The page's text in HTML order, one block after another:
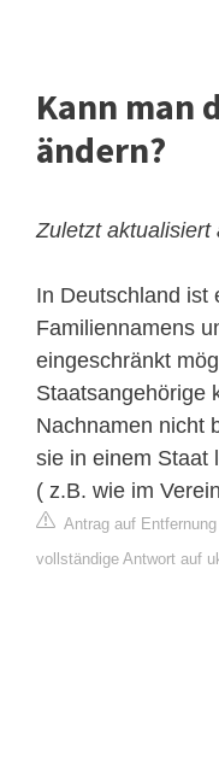
Kann man
ändern?
Zuletzt aktualisiert
In Deutschland ist
Familiennamens
eingeschränkt
Staatsangehörige
Nachnamen nicht
sie in einem Staat
( z.B. wie im
Antrag auf
vollständige Antwort auf